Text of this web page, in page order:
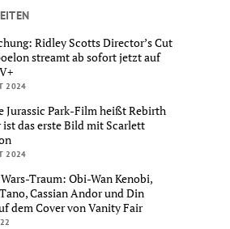
Ridley Scotts Director’s Cut
streamt ab sofort jetzt auf
2024
Jurassic Park-Film heißt Rebirth
das erste Bild mit Scarlett
2024
Traum: Obi-Wan Kenobi,
Cassian Andor und Din
dem Cover von Vanity Fair